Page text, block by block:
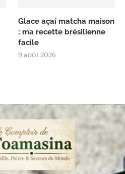
Glace açaí matcha maison
: ma recette brésilienne
facile
9 août 2026